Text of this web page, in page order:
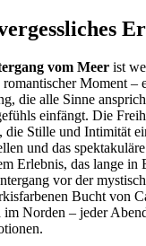
vom Meer ist
Moment –
die alle Sinne
einfängt. Die
die Stille und Intimität
und das
Erlebnis, das lange in
vor der
Bucht von
im Norden – jeder